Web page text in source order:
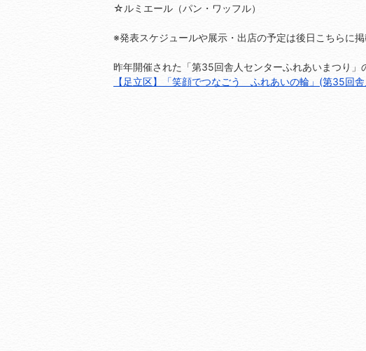
☆ルミエール（パン・ワッフル）
※発表スケジュールや展示・出店の予定は後日こちらに掲
昨年開催された「第35回舎人センターふれあいまつり」
【足立区】「笑顔でつなごう ふれあいの輪」(第35回